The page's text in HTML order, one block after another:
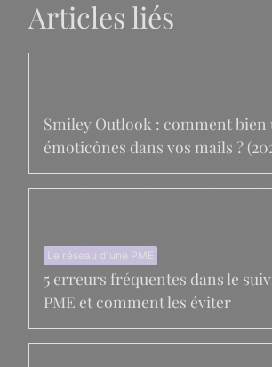
Articles liés
Smiley Outlook : comment bien
émoticônes dans vos mails ?
Le réseau d'une PME
5 erreurs fréquentes dans le
PME et comment les éviter